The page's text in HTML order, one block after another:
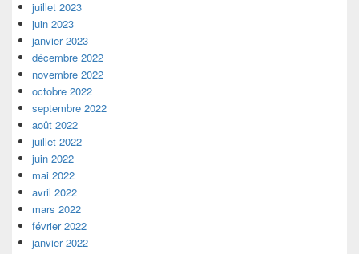
juillet 2023
juin 2023
janvier 2023
décembre 2022
novembre 2022
octobre 2022
septembre 2022
août 2022
juillet 2022
juin 2022
mai 2022
avril 2022
mars 2022
février 2022
janvier 2022